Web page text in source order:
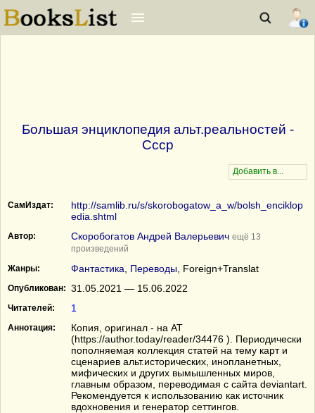
Большая энциклопедия альт.реальностей -
Ссср
СамИздат:
http://samlib.ru/s/skorobogatow_a_w/bolsh_enciklop
edia.shtml
Автор: Скоробогатов Андрей Валерьевич ещё 13
произведений
Жанры:
Фантастика Переводы , Foreign+Translat
Опубликован: 31.05.2021 — 15.06.2022
Читателей: 1
Аннотация:
Копия, оригинал - на АТ
(https://author.today/reader/34476 ). Периодически
пополняемая коллекция статей на тему карт и
сценариев альт.исторических, инопланетных,
мифических и других вымышленных миров,
главным образом, переводимая с сайта deviantart.
Рекомендуется к использованию как источник
вдохновения и генератор сеттингов.